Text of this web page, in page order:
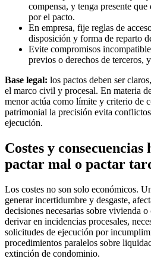
compensa, y tenga presente
por el pacto.
En empresa, fije reglas de
disposición y forma de reparto
Evite compromisos
previos o derechos de terceros,
Base legal: los pactos deben ser
el marco civil y procesal. En materia
menor actúa como límite y criterio de
patrimonial la precisión evita
ejecución.
Costes y consecuencias
pactar mal o pactar
Los costes no son solo económicos.
generar incertidumbre y desgaste,
decisiones necesarias sobre vivienda
derivar en incidencias procesales,
solicitudes de ejecución por
procedimientos paralelos sobre
extinción de condominio.